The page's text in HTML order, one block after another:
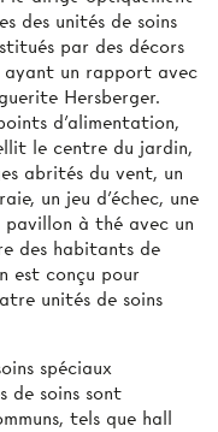
des unités de soins
par des décors
ayant un rapport avec
Hersberger.
d'alimentation,
le centre du jardin,
abrités du vent, un
un jeu d'échec, une
à thé avec un
des habitants de
est conçu pour
unités de soins
spéciaux
de soins sont
tels que hall